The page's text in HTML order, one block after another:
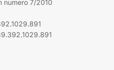
numero 7/2010